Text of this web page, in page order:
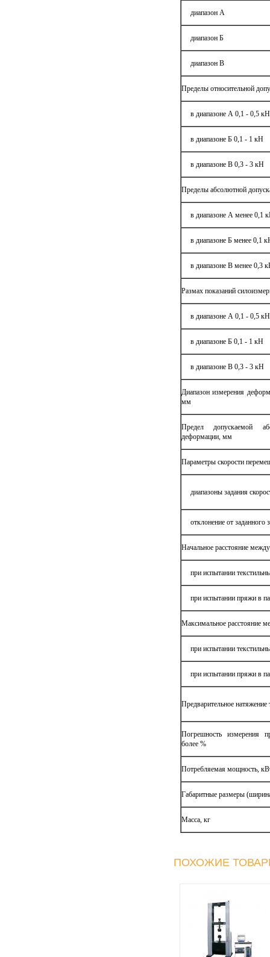
диапазон А
диапазон Б
диапазон В
Пределы относительной
в диапазоне А 0,1 - 0,5 кН
в диапазоне Б 0,1 - 1 кН
в диапазоне В 0,3 - 3 кН
Пределы абсолютной
в диапазоне А менее 0,1
в диапазоне Б менее 0,1
в диапазоне В менее 0,3
Размах показаний
в диапазоне А 0,1 - 0,5 кН
в диапазоне Б 0,1 - 1 кН
в диапазоне В 0,3 - 3 кН
Диапазон измерения
мм
Предел допускаемой
деформации, мм
Параметры скорости
диапазоны задания
отклонение от заданного
Начальное расстояние
при испытании
при испытании пряжи в
Максимальное расстояние
при испытании
при испытании пряжи в
Предварительное натяжение
Погрешность измерения
более %
Потребляемая мощность,
Габаритные размеры
Масса, кг
ПОХОЖИЕ